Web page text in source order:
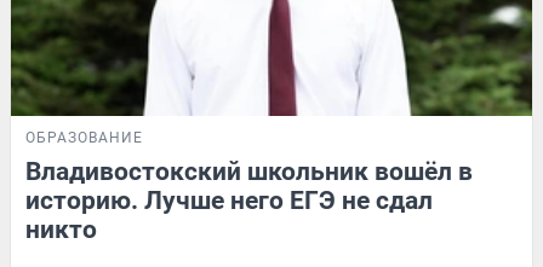
ОБРАЗОВАНИЕ
Владивостокский школьник вошёл в
историю. Лучше него ЕГЭ не сдал
никто